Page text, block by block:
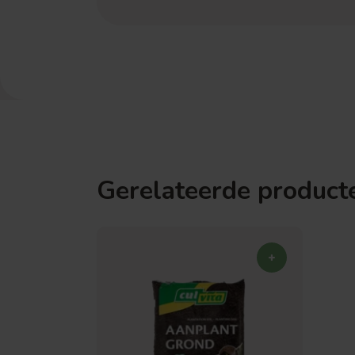
Gerelateerde